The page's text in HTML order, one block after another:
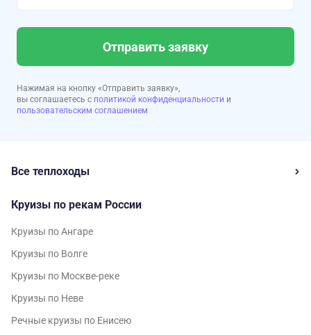
Отправить заявку
Нажимая на кнопку «Отправить заявку»,
вы соглашаетесь с политикой конфиденциальности и
пользовательским соглашением
Все теплоходы
Круизы по рекам России
Круизы по Ангаре
Круизы по Волге
Круизы по Москве-реке
Круизы по Неве
Речные круизы по Енисею